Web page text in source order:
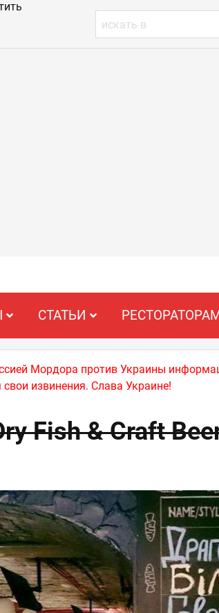
СТАТЬИ
Мордора против Украины
извинения. Слава Украине!
Fish & Craft